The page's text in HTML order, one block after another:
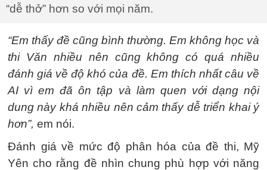
“dễ thở” hơn so với mọi năm.
“Em thấy đề cũng bình thường. Em không học và
thi Văn nhiều nên cũng không có quá nhiều
đánh giá về độ khó của đề. Em thích nhất câu về
AI vì em đã ôn tập và làm quen với dạng nội
dung này khá nhiều nên cảm thấy dễ triển khai ý
hơn”, em nói.
Đánh giá về mức độ phân hóa của đề thi, Mỹ
Yên cho rằng đề nhìn chung phù hợp với năng